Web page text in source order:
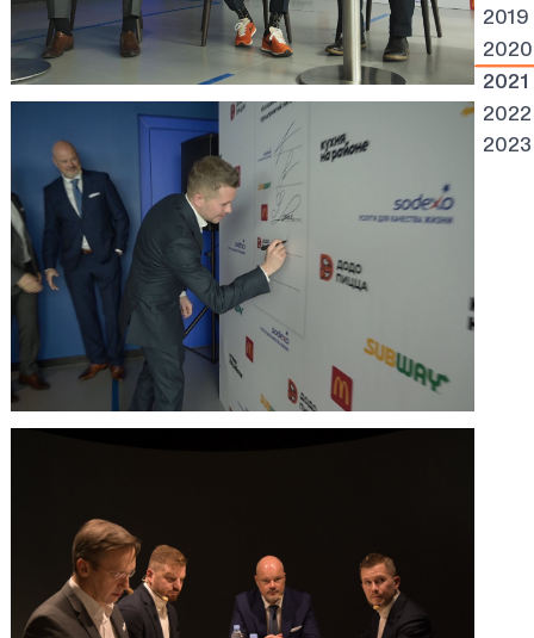
2019
2020
2021
2022
2023